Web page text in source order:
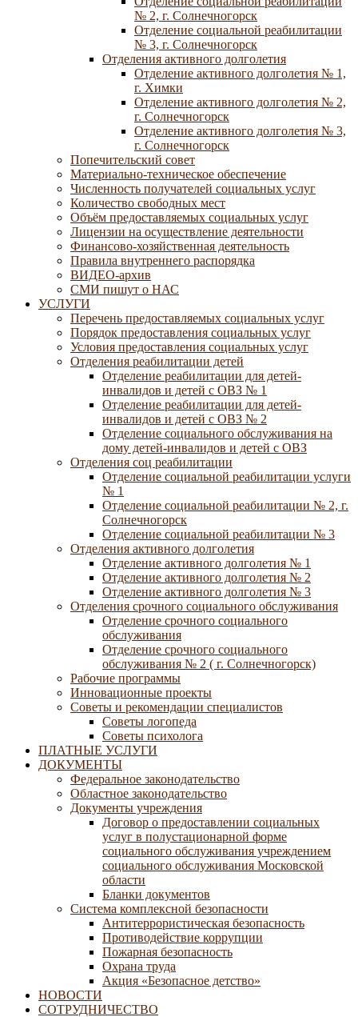
№ 2, г. Солнечногорск
Отделение социальной реабилитации
№ 3, г. Солнечногорск
Отделения активного долголетия
Отделение активного долголетия № 1,
г. Химки
Отделение активного долголетия № 2,
г. Солнечногорск
Отделение активного долголетия № 3,
г. Солнечногорск
Попечительский совет
Материально-техническое обеспечение
Численность получателей социальных услуг
Количество свободных мест
Объём предоставляемых социальных услуг
Лицензии на осуществление деятельности
Финансово-хозяйственная деятельность
Правила внутреннего распорядка
ВИДЕО-архив
СМИ пишут о НАС
УСЛУГИ
Перечень предоставляемых социальных услуг
Порядок предоставления социальных услуг
Условия предоставления социальных услуг
Отделения реабилитации детей
Отделение реабилитации для детей-
инвалидов и детей с ОВЗ № 1
Отделение реабилитации для детей-
инвалидов и детей с ОВЗ № 2
Отделение социального обслуживания на
дому детей-инвалидов и детей с ОВЗ
Отделения соц реабилитации
Отделение социальной реабилитации услуги
№ 1
Отделение социальной реабилитации № 2, г.
Солнечногорск
Отделение социальной реабилитации № 3
Отделения активного долголетия
Отделение активного долголетия № 1
Отделение активного долголетия № 2
Отделение активного долголетия № 3
Отделения срочного социального обслуживания
Отделение срочного социального
обслуживания
Отделение срочного социального
обслуживания № 2 ( г. Солнечногорск)
Рабочие программы
Инновационные проекты
Советы и рекомендации специалистов
Советы логопеда
Советы психолога
ПЛАТНЫЕ УСЛУГИ
ДОКУМЕНТЫ
Федеральное законодательство
Областное законодательство
Документы учреждения
Договор о предоставлении социальных
услуг в полустационарной форме
социального обслуживания учреждением
социального обслуживания Московской
области
Бланки документов
Система комплексной безопасности
Антитеррористическая безопасность
Противодействие коррупции
Пожарная безопасность
Охрана труда
Акция «Безопасное детство»
НОВОСТИ
СОТРУДНИЧЕСТВО